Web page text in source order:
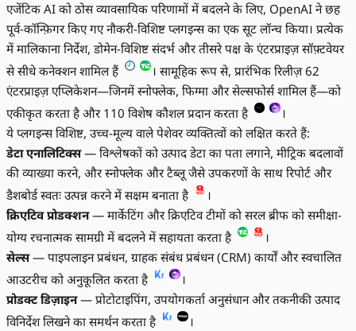
एजेंटिक AI को ठोस व्यावसायिक परिणामों में बदलने के लिए, OpenAI ने छह
पूर्व-कॉन्फ़िगर किए गए नौकरी-विशिष्ट प्लगइन्स का एक सूट लॉन्च किया। प्रत्येक
में मालिकाना निर्देश, डोमेन-विशिष्ट संदर्भ और तीसरे पक्ष के एंटरप्राइज़ सॉफ़्टवेयर
से सीधे कनेक्शन शामिल हैं
। सामूहिक रूप से, प्रारंभिक रिलीज़ 62
एंटरप्राइज़ एप्लिकेशन—जिनमें स्नोफ्लेक, फिग्मा और सेल्सफोर्स शामिल हैं—को
एकीकृत करता है और 110 विशेष कौशल प्रदान करता है
।
ये प्लगइन्स विशिष्ट, उच्च-मूल्य वाले पेशेवर व्यक्तित्वों को लक्षित करते हैं:
डेटा एनालिटिक्स— विश्लेषकों को उत्पाद डेटा का पता लगाने, मीट्रिक बदलावों
की व्याख्या करने, और स्नोफ्लेक और टैब्लू जैसे उपकरणों के साथ रिपोर्ट और
डैशबोर्ड स्वतः उत्पन्न करने में सक्षम बनाता है
।
क्रिएटिव प्रोडक्शन— मार्केटिंग और क्रिएटिव टीमों को सरल ब्रीफ को समीक्षा-
योग्य रचनात्मक सामग्री में बदलने में सहायता करता है
।
सेल्स— पाइपलाइन प्रबंधन, ग्राहक संबंध प्रबंधन (CRM) कार्यों और स्वचालित
आउटरीच को अनुकूलित करता है
।
प्रोडक्ट डिज़ाइन— प्रोटोटाइपिंग, उपयोगकर्ता अनुसंधान और तकनीकी उत्पाद
विनिर्देश लिखने का समर्थन करता है
।